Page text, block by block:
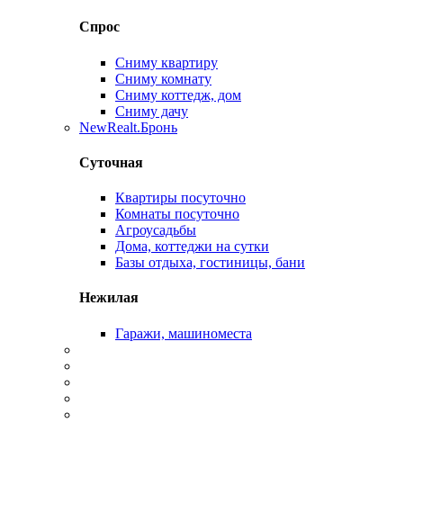
Спрос
Сниму квартиру
Сниму комнату
Сниму коттедж, дом
Сниму дачу
NewRealt.Бронь
Суточная
Квартиры посуточно
Комнаты посуточно
Агроусадьбы
Дома, коттеджи на сутки
Базы отдыха, гостиницы, бани
Нежилая
Гаражи, машиноместа